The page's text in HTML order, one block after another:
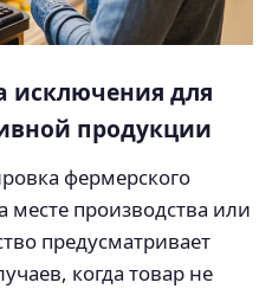
исключения для
продукции
фермерского
месте производства или
предусматривает
когда товар не